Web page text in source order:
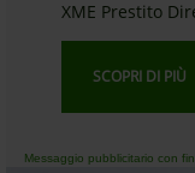
XME Prestito
SCOPRI DI PIÙ
Messaggio pubblicitario con